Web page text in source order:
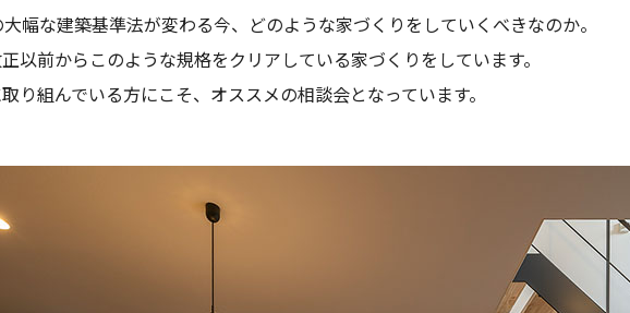
幅な建築基準法が変わる今、どのような家づくりをしていくべきなのか。
以前からこのような規格をクリアしている家づくりをしています。
り組んでいる方にこそ、オススメの相談会となっています。